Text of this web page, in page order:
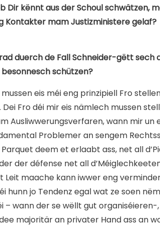
Dir kënnt aus der Schoul schwätzen,
Kontakter mam Justizministere gelaf?
duerch de Fall Schneider-gëtt sech
schützen?
eis méi eng prinzipiell Fro
Fro déi mir eis nämlech mussen
Ausliwwerungsverfaren, wann mir un
Problemer an sengem
Parquet deem et erlaabt ass, net all
der défense net all
Leit maache kann iwwer eng
hunn jo Tendenz egal wat ze soen
– wann der se wëllt gut
majoritär an privater Hand ass an